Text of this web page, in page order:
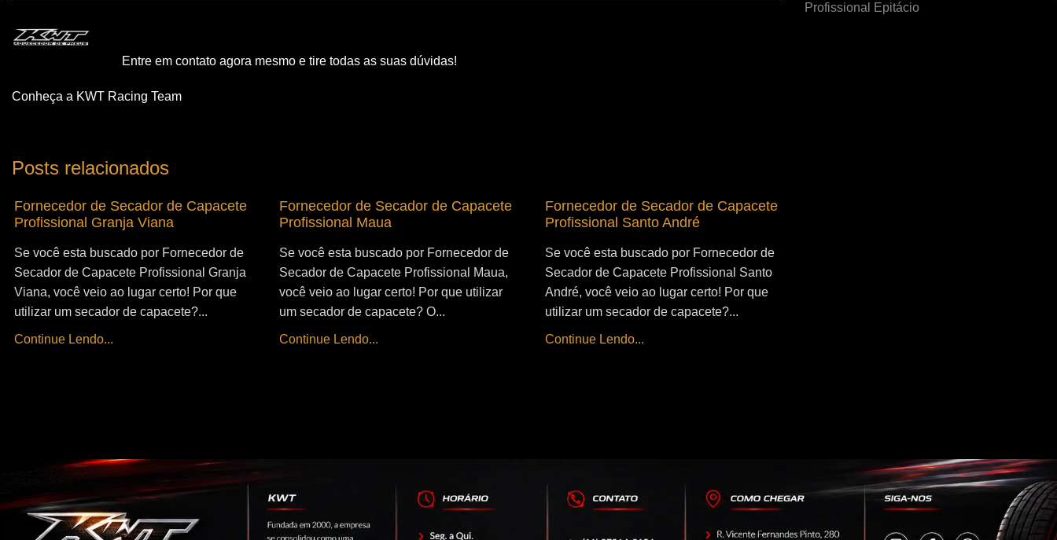
Entre em contato agora mesmo e tire todas as suas dúvidas!
Conheça a KWT Racing Team
Posts relacionados
Fornecedor de Secador de Capacete
Profissional Granja Viana
Se você esta buscado por Fornecedor de
Secador de Capacete Profissional Granja
Viana, você veio ao lugar certo! Por que
utilizar um secador de capacete?...
Continue Lendo...
Fornecedor de Secador de Capacete
Profissional Maua
Se você esta buscado por Fornecedor de
Secador de Capacete Profissional Maua,
você veio ao lugar certo! Por que utilizar
um secador de capacete? O...
Continue Lendo...
Fornecedor de Secador de Capacete
Profissional Santo André
Se você esta buscado por Fornecedor de
Secador de Capacete Profissional Santo
André, você veio ao lugar certo! Por que
utilizar um secador de capacete?...
Continue Lendo...
Profissional Epitácio